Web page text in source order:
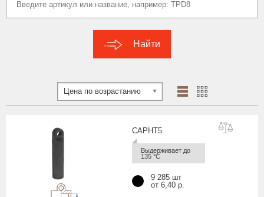
Найти
Цена по возрастанию
CAPHT5
Выдерживает до
135 °С
9 285 шт
от 6,40 р.